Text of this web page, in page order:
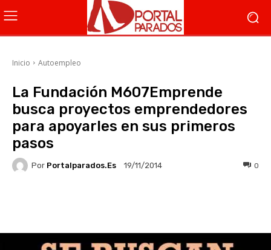
Inicio Autoempleo
La Fundación M607Emprende
busca proyectos emprendedores
para apoyarles en sus primeros
pasos
Por Portalparados.es 19/11/2014 0